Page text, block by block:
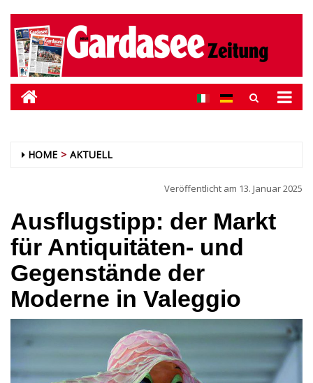
HOME AKTUELL
Veröffentlicht am 13. Januar 2025
Ausflugstipp: der Markt
für Antiquitäten- und
Gegenstände der
Moderne in Valeggio